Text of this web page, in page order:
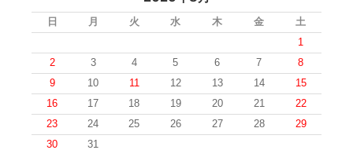
日 月 火 水 木 金
土
1
2
3 4 5 6 7
8
9
10 11 12 13 14
15
16
17 18 19 20 21
22
23
24 25 26 27 28
29
30
31